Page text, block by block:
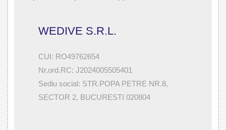
WEDIVE S.R.L.
CUI: RO49762654
Nr.ord.RC: J2024005505401
Sediu social: STR.POPA PETRE NR.8,
SECTOR 2, BUCURESTI 020804